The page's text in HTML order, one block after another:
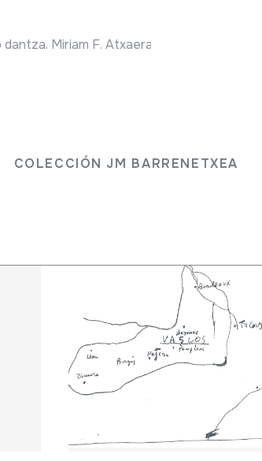
COLECCIÓN JM BARRENETXEA
Miriam F. Atxaerandio. Oiartzun, 1999.